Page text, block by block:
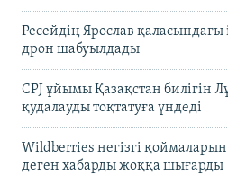
Ресейдің Ярослав
дрон шабуылдады
CPJ ұйымы Қазақстан билігін
қудалауды тоқтатуға үндеді
Wildberries негізгі
деген хабарды жоққа шығарды